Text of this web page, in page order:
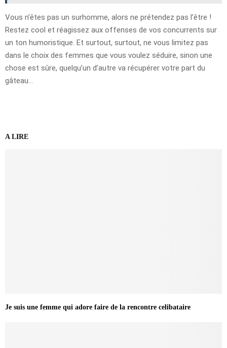
Vous n’êtes pas un surhomme, alors ne prétendez pas l’être !
Restez cool et réagissez aux offenses de vos concurrents sur
un ton humoristique. Et surtout, surtout, ne vous limitez pas
dans le choix des femmes que vous voulez séduire, sinon une
chose est sûre, quelqu’un d’autre va récupérer votre part du
gâteau…
A LIRE
Je suis une femme qui adore faire de la rencontre celibataire